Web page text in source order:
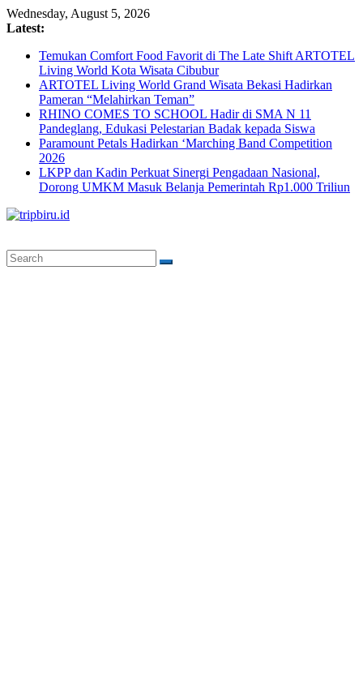
Skip
to
Wednesday, August 5, 2026
Latest:
Temukan Comfort Food Favorit di The Late Shift ARTOTEL
Living World Kota Wisata Cibubur
ARTOTEL Living World Grand Wisata Bekasi Hadirkan
Pameran “Melahirkan Teman”
RHINO COMES TO SCHOOL Hadir di SMA N 11
Pandeglang, Edukasi Pelestarian Badak kepada Siswa
Paramount Petals Hadirkan ‘Marching Band Competition
2026
LKPP dan Kadin Perkuat Sinergi Pengadaan Nasional,
Dorong UMKM Masuk Belanja Pemerintah Rp1.000 Triliun